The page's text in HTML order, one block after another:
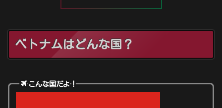
ベトナムはどんな国？
こんな国だよ！